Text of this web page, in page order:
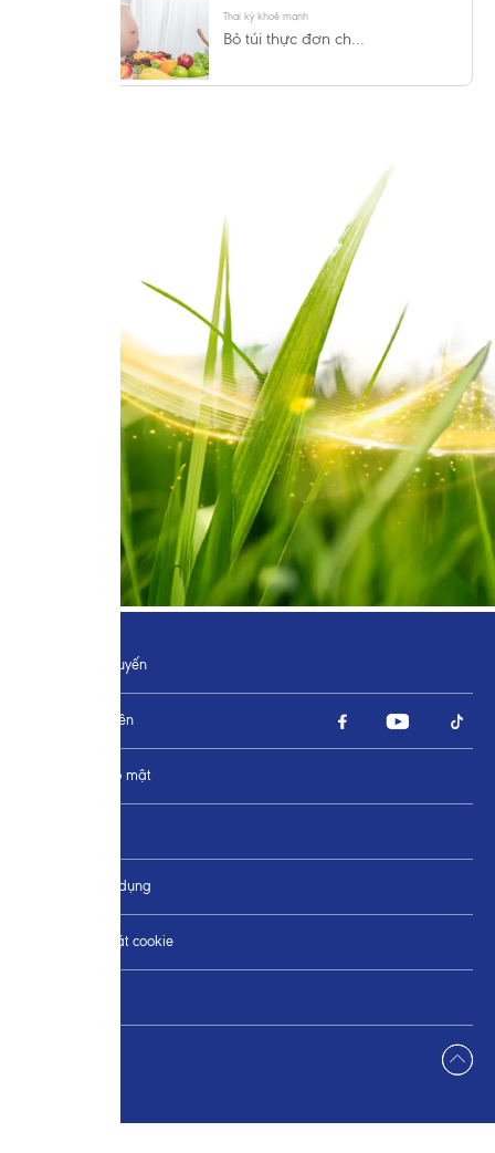
Thai kỳ khoẻ mạnh
Bỏ túi thực đơn ch...
Đặt hàng trực tuyến
Tìm chúng tôi trên
Chính sách bảo mật
Điều khoản sử dụng
Thay đổi Cài đặt cookie